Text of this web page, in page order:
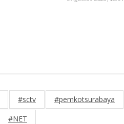
#sctv #pemkotsurabaya
#NET